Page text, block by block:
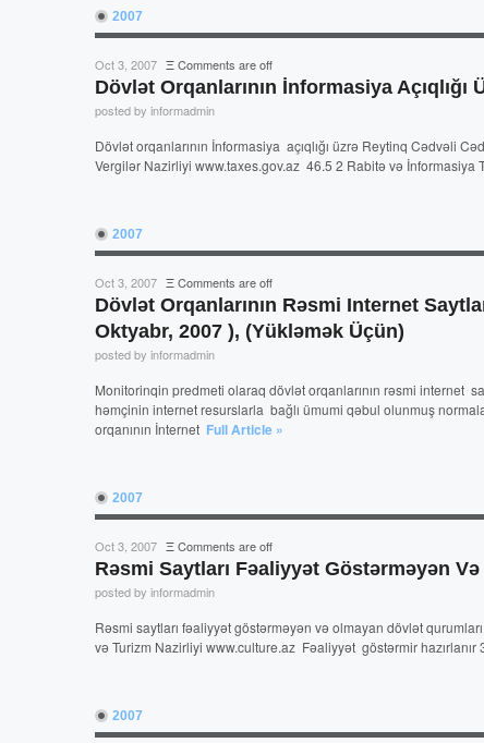
2007
Oct 3, 2007 ΞComments are off
Dövlət Orqanlarının İnformasiya Açıqlığı
posted by informadmin
Dövlət orqanlarının İnformasiya açıqlığı üzrə Reytinq Cədvəli
Vergilər Nazirliyi www.taxes.gov.az 46.5 2 Rabitə və İnformasiya
2007
Oct 3, 2007 ΞComments are off
Dövlət Orqanlarının Rəsmi Internet
Oktyabr, 2007 ), (Yükləmək Üçün)
posted by informadmin
Monitorinqin predmeti olaraq dövlət orqanlarının rəsmi internet
həmçinin internet resurslarla bağlı ümumi qəbul olunmuş
orqanının İnternet Full Article »
2007
Oct 3, 2007 ΞComments are off
Rəsmi Saytları Fəaliyyət Göstərməyən
posted by informadmin
Rəsmi saytları fəaliyyət göstərməyən və olmayan dövlət
və Turizm Nazirliyi www.culture.az Fəaliyyət göstərmir
2007